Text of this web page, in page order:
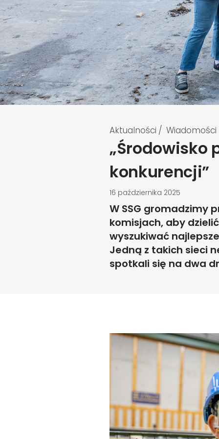
Aktualności / Wiadomości
„Środowisko
konkurencji”
16 października 2025
W SSG gromadzimy
komisjach, aby
wyszukiwać
Jedną z takich sieci
spotkali się na dwa